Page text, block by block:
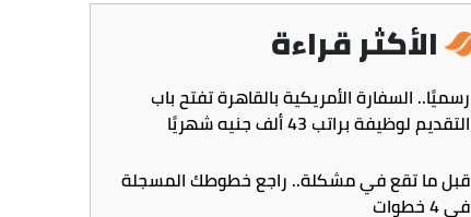
الأكثر قراءة
رسميًا.. السفارة الأمريكية بالقاهرة تفتح باب
التقديم لوظيفة براتب 43 ألف جنيه شهريًا
قبل ما تقع في مشكلة.. راجع خطوطك المسجلة
في 4 خطوات